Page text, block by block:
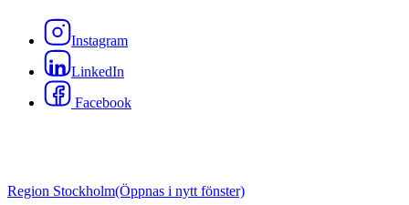
Instagram
LinkedIn
Facebook
Region Stockholm(Öppnas i nytt fönster)